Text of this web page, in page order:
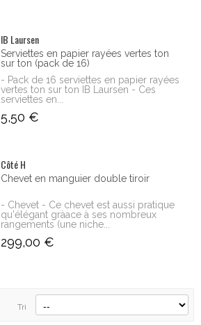
IB Laursen
Serviettes en papier rayées vertes ton
sur ton (pack de 16)
- Pack de 16 serviettes en papier rayées
vertes ton sur ton IB Laursen - Ces
serviettes en...
5,50 €
Côté H
Chevet en manguier double tiroir
- Chevet - Ce chevet est aussi pratique
qu'élégant gràace à ses nombreux
rangements (une niche...
299,00 €
Tri